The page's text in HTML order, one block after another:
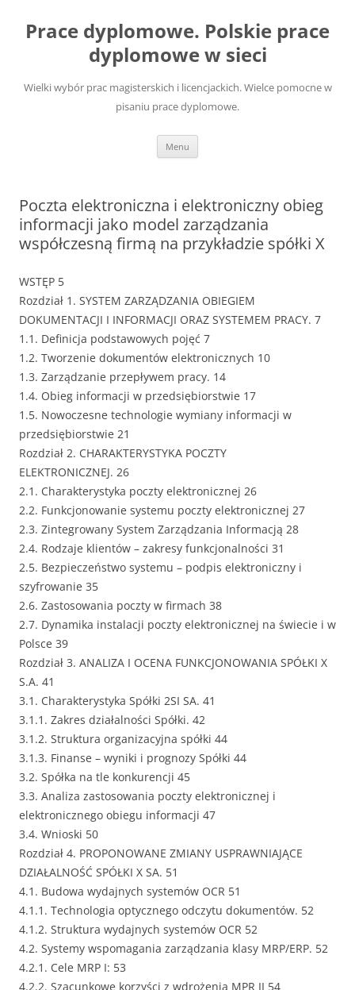
treści
Prace dyplomowe. Polskie prace
dyplomowe w sieci
Wielki wybór prac magisterskich i licencjackich. Wielce pomocne w
pisaniu prace dyplomowe.
Menu
Poczta elektroniczna i elektroniczny obieg
informacji jako model zarządzania
współczesną firmą na przykładzie spółki X
WSTĘP 5
Rozdział 1. SYSTEM ZARZĄDZANIA OBIEGIEM
DOKUMENTACJI I INFORMACJI ORAZ SYSTEMEM PRACY. 7
1.1. Definicja podstawowych pojęć 7
1.2. Tworzenie dokumentów elektronicznych 10
1.3. Zarządzanie przepływem pracy. 14
1.4. Obieg informacji w przedsiębiorstwie 17
1.5. Nowoczesne technologie wymiany informacji w
przedsiębiorstwie 21
Rozdział 2. CHARAKTERYSTYKA POCZTY
ELEKTRONICZNEJ. 26
2.1. Charakterystyka poczty elektronicznej 26
2.2. Funkcjonowanie systemu poczty elektronicznej 27
2.3. Zintegrowany System Zarządzania Informacją 28
2.4. Rodzaje klientów – zakresy funkcjonalności 31
2.5. Bezpieczeństwo systemu – podpis elektroniczny i
szyfrowanie 35
2.6. Zastosowania poczty w firmach 38
2.7. Dynamika instalacji poczty elektronicznej na świecie i w
Polsce 39
Rozdział 3. ANALIZA I OCENA FUNKCJONOWANIA SPÓŁKI X
S.A. 41
3.1. Charakterystyka Spółki 2SI SA. 41
3.1.1. Zakres działalności Spółki. 42
3.1.2. Struktura organizacyjna spółki 44
3.1.3. Finanse – wyniki i prognozy Spółki 44
3.2. Spółka na tle konkurencji 45
3.3. Analiza zastosowania poczty elektronicznej i
elektronicznego obiegu informacji 47
3.4. Wnioski 50
Rozdział 4. PROPONOWANE ZMIANY USPRAWNIAJĄCE
DZIAŁALNOŚĆ SPÓŁKI X SA. 51
4.1. Budowa wydajnych systemów OCR 51
4.1.1. Technologia optycznego odczytu dokumentów. 52
4.1.2. Struktura wydajnych systemów OCR 52
4.2. Systemy wspomagania zarządzania klasy MRP/ERP. 52
4.2.1. Cele MRP I: 53
4.2.2. Szacunkowe korzyści z wdrożenia MPR II 54